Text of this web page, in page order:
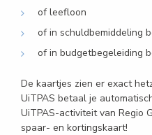
of leefloon
of in schuldbemiddeling
of in budgetbegeleiding
De kaartjes zien er exact
UiTPAS betaal je
UiTPAS-activiteit van Regio
spaar- en kortingskaart!